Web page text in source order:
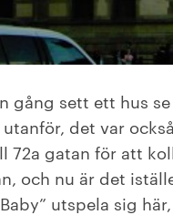
gång sett ett hus
det var
72a gatan för att
och nu är det
utspela sig